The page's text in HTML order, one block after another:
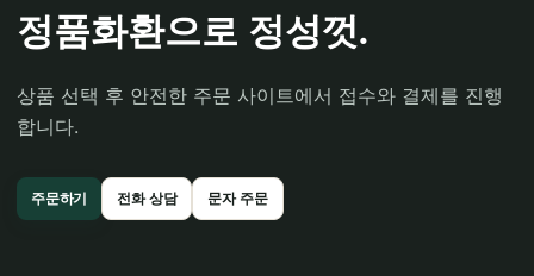
정품화환으로 정성껏.
상품 선택 후 안전한 주문 사이트에서 접수와 결제를 진행
합니다.
주문하기 전화 상담 문자 주문